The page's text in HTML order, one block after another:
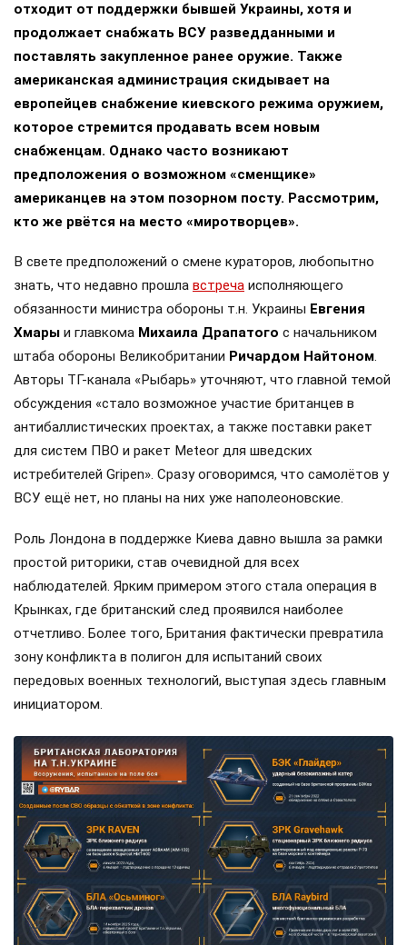
отходит от поддержки бывшей Украины, хотя и
продолжает снабжать ВСУ разведданными и
поставлять закупленное ранее оружие. Также
американская администрация скидывает на
европейцев снабжение киевского режима оружием,
которое стремится продавать всем новым
снабженцам. Однако часто возникают
предположения о возможном «сменщике»
американцев на этом позорном посту. Рассмотрим,
кто же рвётся на место «миротворцев».
В свете предположений о смене кураторов, любопытно
знать, что недавно прошла встреча исполняющего
обязанности министра обороны т.н. Украины Евгения
Хмары и главкома Михаила Драпатого с начальником
штаба обороны Великобритании Ричардом Найтоном.
Авторы ТГ-канала «Рыбарь» уточняют, что главной темой
обсуждения «стало возможное участие британцев в
антибаллистических проектах, а также поставки ракет
для систем ПВО и ракет Meteor для шведских
истребителей Gripen». Сразу оговоримся, что самолётов у
ВСУ ещё нет, но планы на них уже наполеоновские.
Роль Лондона в поддержке Киева давно вышла за рамки
простой риторики, став очевидной для всех
наблюдателей. Ярким примером этого стала операция в
Крынках, где британский след проявился наиболее
отчетливо. Более того, Британия фактически превратила
зону конфликта в полигон для испытаний своих
передовых военных технологий, выступая здесь главным
инициатором.